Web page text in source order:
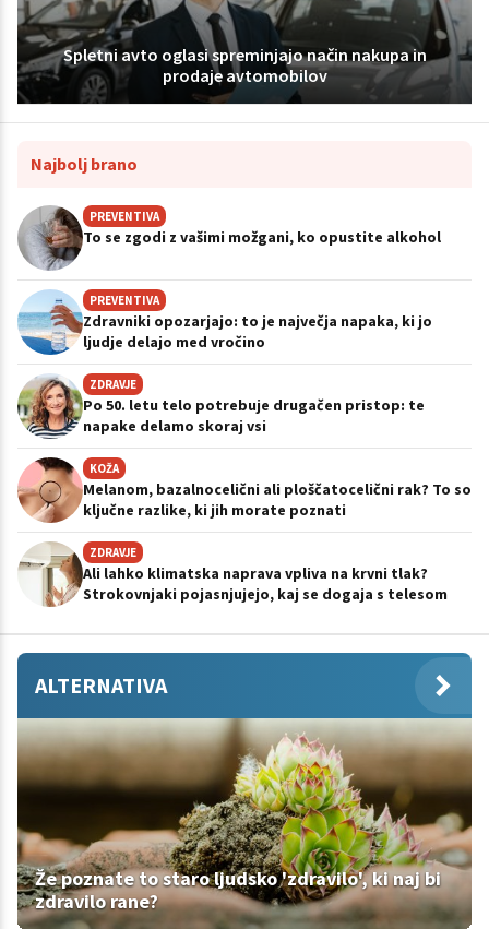
Spletni avto oglasi spreminjajo način nakupa in
prodaje avtomobilov
Najbolj brano
PREVENTIVA
To se zgodi z vašimi možgani, ko opustite alkohol
PREVENTIVA
Zdravniki opozarjajo: to je največja napaka, ki jo
ljudje delajo med vročino
ZDRAVJE
Po 50. letu telo potrebuje drugačen pristop: te
napake delamo skoraj vsi
KOŽA
Melanom, bazalnocelični ali ploščatocelični rak? To so
ključne razlike, ki jih morate poznati
ZDRAVJE
Ali lahko klimatska naprava vpliva na krvni tlak?
Strokovnjaki pojasnjujejo, kaj se dogaja s telesom
ALTERNATIVA
Že poznate to staro ljudsko 'zdravilo', ki naj bi
zdravilo rane?